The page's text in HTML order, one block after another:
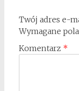
Twój adres e-
Wymagane
Komentarz *